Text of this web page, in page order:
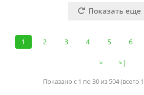
Показать еще
1 2 3 4 5 6
> >|
Показано с 1 по 30 из 504 (всего